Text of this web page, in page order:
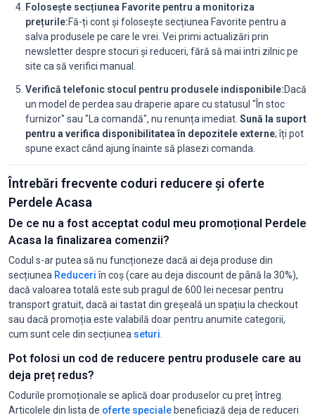
Folosește secțiunea Favorite pentru a monitoriza
prețurile:Fă-ți cont și folosește secțiunea Favorite pentru a
salva produsele pe care le vrei. Vei primi actualizări prin
newsletter despre stocuri și reduceri, fără să mai intri zilnic pe
site ca să verifici manual.
Verifică telefonic stocul pentru produsele indisponibile:Dacă
un model de perdea sau draperie apare cu statusul "În stoc
furnizor" sau "La comandă", nu renunța imediat. Sună la suport
pentru a verifica disponibilitatea în depozitele externe; îți pot
spune exact când ajung înainte să plasezi comanda.
Întrebări frecvente coduri reducere și oferte
Perdele Acasa
De ce nu a fost acceptat codul meu promoțional Perdele
Acasa la finalizarea comenzii?
Codul s-ar putea să nu funcționeze dacă ai deja produse din
secțiunea Reduceriîn coș (care au deja discount de până la 30%),
dacă valoarea totală este sub pragul de 600 lei necesar pentru
transport gratuit, dacă ai tastat din greșeală un spațiu la checkout
sau dacă promoția este valabilă doar pentru anumite categorii,
cum sunt cele din secțiunea seturi
Pot folosi un cod de reducere pentru produsele care au
deja preț redus?
Codurile promoționale se aplică doar produselor cu preț întreg.
Articolele din lista de oferte specialebeneficiază deja de reduceri